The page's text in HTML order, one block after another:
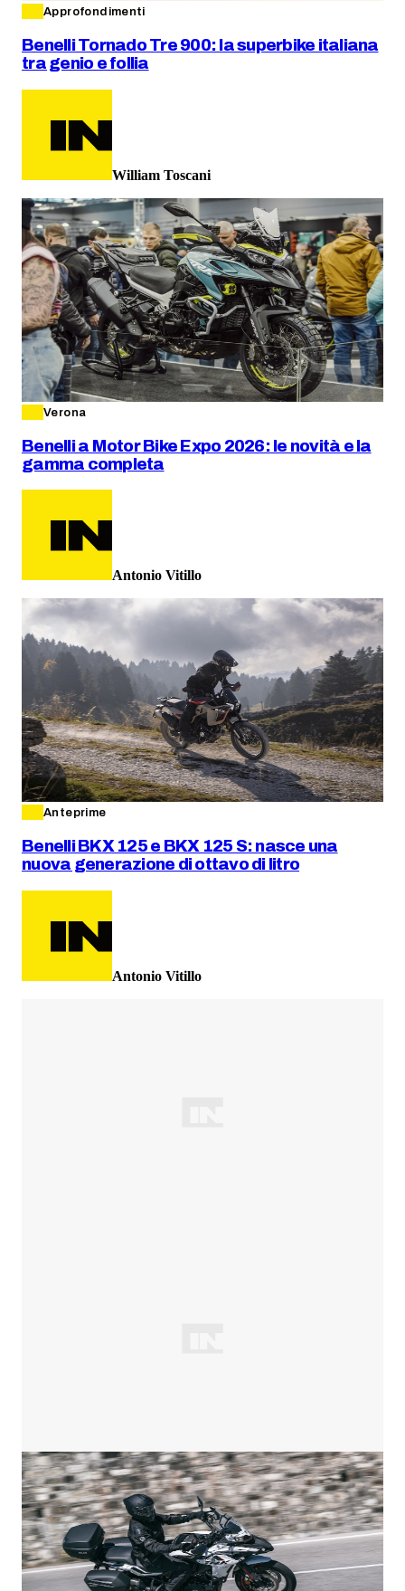
Approfondimenti
Benelli Tornado Tre 900: la superbike italiana
tra genio e follia
William Toscani
Verona
Benelli a Motor Bike Expo 2026: le novità e la
gamma completa
Antonio Vitillo
Anteprime
Benelli BKX 125 e BKX 125 S: nasce una
nuova generazione di ottavo di litro
Antonio Vitillo